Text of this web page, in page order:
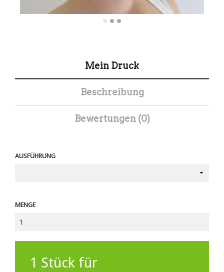
Mein Druck
Beschreibung
Bewertungen (0)
AUSFÜHRUNG
MENGE
1 Stück für